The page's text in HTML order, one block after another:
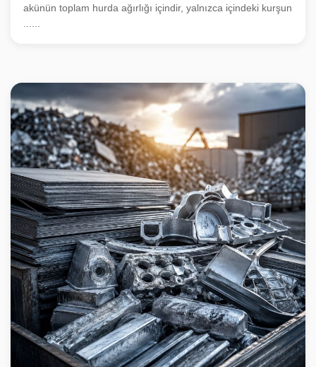
akünün toplam hurda ağırlığı içindir, yalnızca içindeki kurşun
......